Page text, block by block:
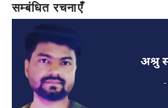
सम्बंधित रचनाएँ